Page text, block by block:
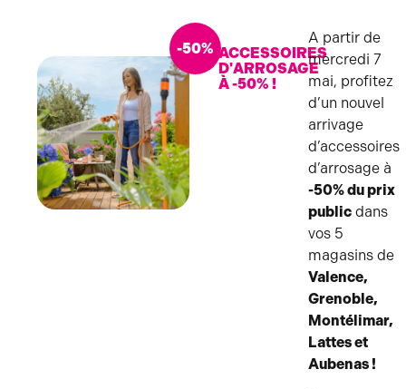
-50% ACCESSOIRES
D'ARROSAGE
À -50% !
A partir de
mercredi 7
mai, profitez
d’un nouvel
arrivage
d’accessoires
d’arrosage à
-50% du prix
public dans
vos 5
magasins de
Valence,
Grenoble,
Montélimar,
Lattes et
Aubenas !